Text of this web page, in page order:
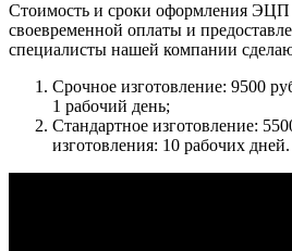
Стоимость и сроки оформления ЭЦП
своевременной оплаты и
специалисты нашей компании
Срочное изготовление: 9500
1 рабочий день;
Стандартное изготовление:
изготовления: 10 рабочих дней.